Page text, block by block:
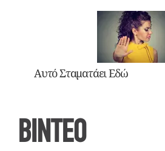
Αυτό Σταματάει Εδώ
ΒΙΝΤΕΟ